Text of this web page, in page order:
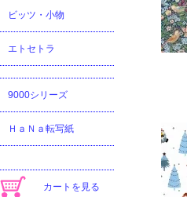
ビッツ・小物
エトセトラ
9000シリーズ
ＨａＮａ転写紙
カートを見る